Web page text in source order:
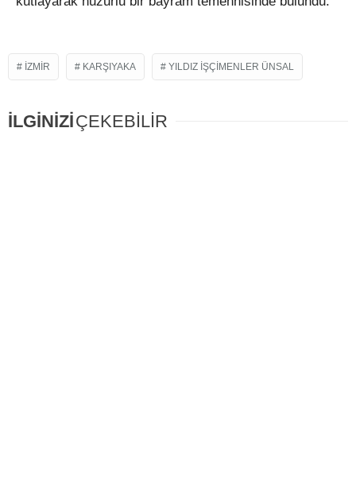
IZMIR KARŞIYAKA YILDIZ IŞÇIMENLER ÜNSAL
İLGİNİZİÇEKEBİLİR